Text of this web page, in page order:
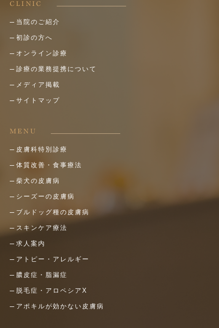
CLINIC
当院のご紹介
初診の方へ
オンライン診療
診療の業務提携について
メディア掲載
サイトマップ
MENU
皮膚科特別診療
体質改善・食事療法
柴犬の皮膚病
シーズーの皮膚病
ブルドッグ種の皮膚病
スキンケア療法
求人案内
アトピー・アレルギー
膿皮症・脂漏症
脱毛症・アロペシアX
アポキルが効かない皮膚病